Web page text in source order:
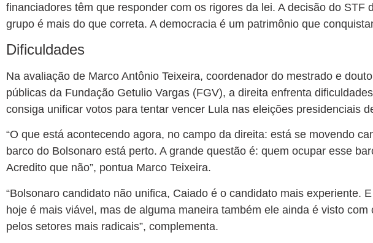
financiadores têm que responder com os rigores da lei. A decisão do STF
grupo é mais do que correta. A democracia é um patrimônio que
Dificuldades
Na avaliação de Marco Antônio Teixeira, coordenador do mestrado e
públicas da Fundação Getulio Vargas (FGV), a direita enfrenta
consiga unificar votos para tentar vencer Lula nas eleições presidenciais
“O que está acontecendo agora, no campo da direita: está se movendo
barco do Bolsonaro está perto. A grande questão é: quem ocupar esse
Acredito que não”, pontua Marco Teixeira.
“Bolsonaro candidato não unifica, Caiado é o candidato mais experiente.
hoje é mais viável, mas de alguma maneira também ele ainda é visto
pelos setores mais radicais”, complementa.